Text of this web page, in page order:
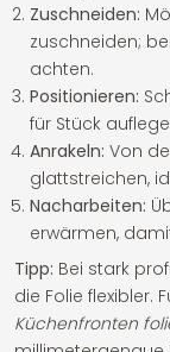
Zuschneiden:
zuschneiden;
achten.
Positionieren:
für Stück
Anrakeln: Von
glattstreichen,
Nacharbeiten:
erwärmen,
Tipp: Bei stark
die Folie flexibler.
Küchenfronten